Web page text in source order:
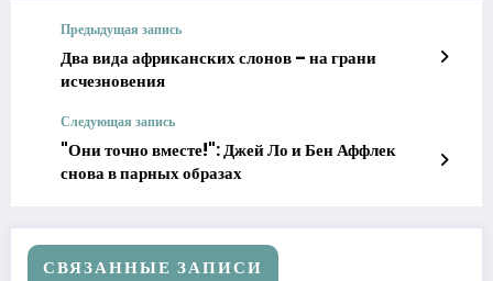
Предыдущая запись
Два вида африканских слонов – на грани
исчезновения
Следующая запись
"Они точно вместе!": Джей Ло и Бен Аффлек
снова в парных образах
СВЯЗАННЫЕ ЗАПИСИ